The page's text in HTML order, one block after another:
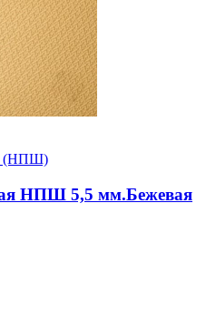
(НПШ)
НПШ 5,5 мм.Бежевая